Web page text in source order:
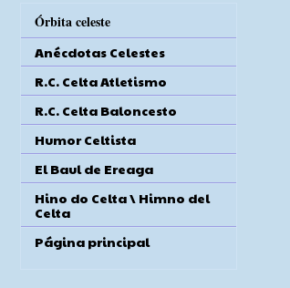
Órbita celeste
Anécdotas Celestes
R.C. Celta Atletismo
R.C. Celta Baloncesto
Humor Celtista
El Baul de Ereaga
Hino do Celta \ Himno del
Celta
Página principal